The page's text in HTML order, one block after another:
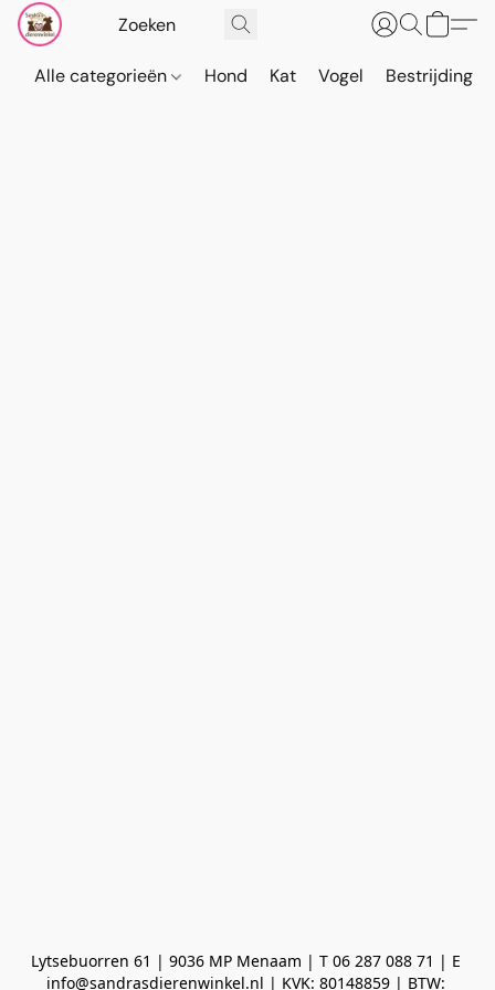
Alle categorieën Hond Kat Vogel Bestrijding
Lytsebuorren 61 | 9036 MP Menaam | T 06 287 088 71 | E
info@sandrasdierenwinkel.nl | KVK: 80148859 | BTW: